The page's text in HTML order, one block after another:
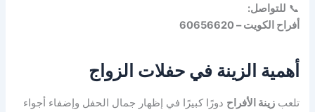
📞 للتواصل:
أفراح الكويت – 60656620
أهمية الزينة في حفلات الزواج
تلعبزينة الأفراح دورًا كبيرًا في إظهار جمال الحفل وإضفاء أجواء